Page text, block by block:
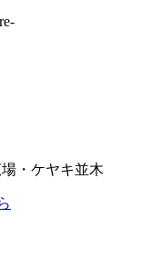
・ケヤキ並木